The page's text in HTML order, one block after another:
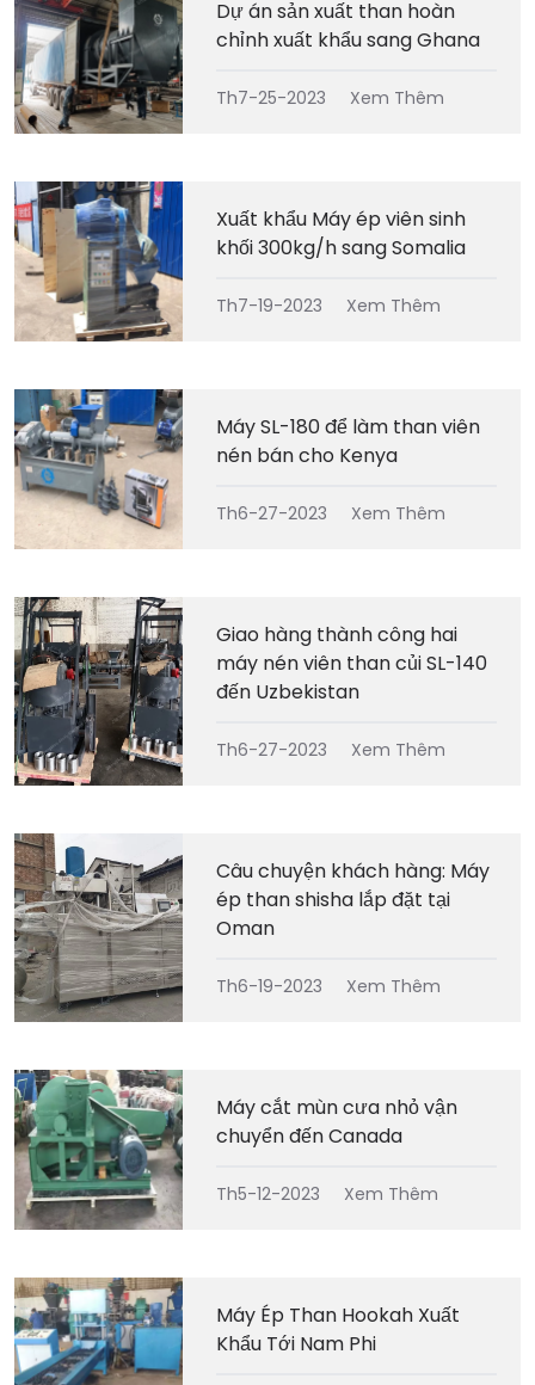
Dự án sản xuất than hoàn
chỉnh xuất khẩu sang Ghana
Th7-25-2023 Xem Thêm
Xuất khẩu Máy ép viên sinh
khối 300kg/h sang Somalia
Th7-19-2023 Xem Thêm
Máy SL-180 để làm than viên
nén bán cho Kenya
Th6-27-2023 Xem Thêm
Giao hàng thành công hai
máy nén viên than củi SL-140
đến Uzbekistan
Th6-27-2023 Xem Thêm
Câu chuyện khách hàng: Máy
ép than shisha lắp đặt tại
Oman
Th6-19-2023 Xem Thêm
Máy cắt mùn cưa nhỏ vận
chuyển đến Canada
Th5-12-2023 Xem Thêm
Máy Ép Than Hookah Xuất
Khẩu Tới Nam Phi